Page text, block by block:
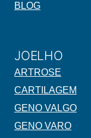
BLOG
JOELHO
ARTROSE
CARTILAGEM
GENO VALGO
GENO VARO